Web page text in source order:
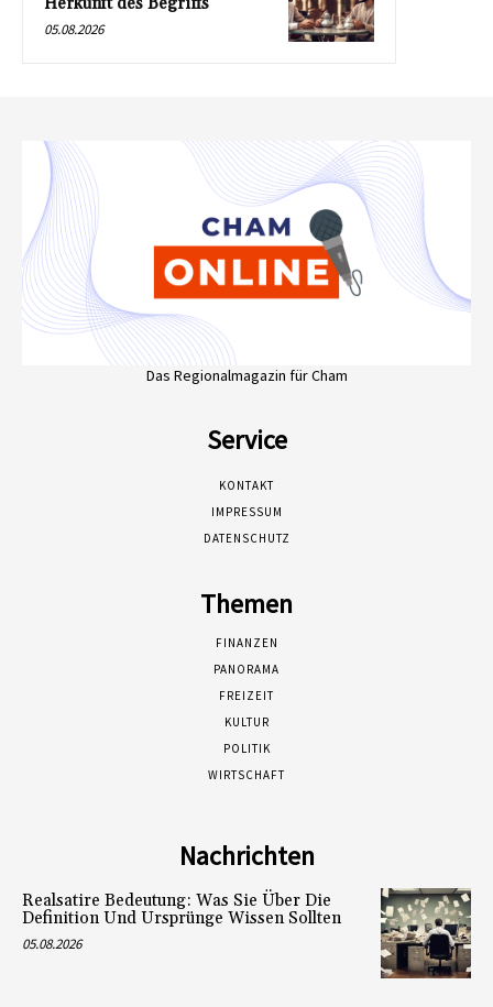
05.08.2026
Das Regionalmagazin für Cham
Service
KONTAKT
IMPRESSUM
DATENSCHUTZ
Themen
FINANZEN
PANORAMA
FREIZEIT
KULTUR
POLITIK
WIRTSCHAFT
Nachrichten
Realsatire Bedeutung: Was Sie Über Die
Definition Und Ursprünge Wissen Sollten
05.08.2026